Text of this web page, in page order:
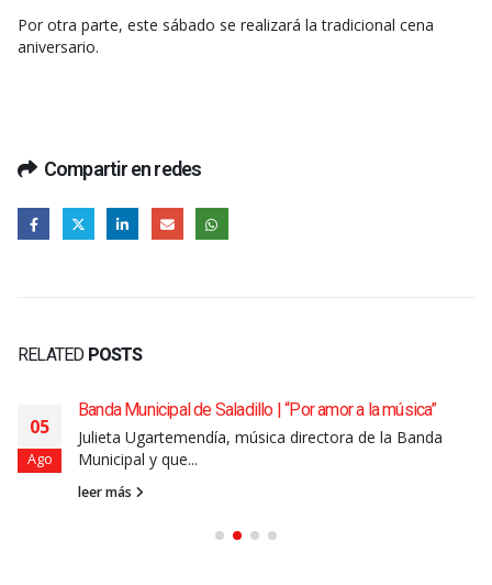
Por otra parte, este sábado se realizará la tradicional cena
aniversario.
Compartir en redes
RELATED POSTS
05
Ago
Banda Municipal de Saladillo | “Por amor a la música”
Julieta Ugartemendía, música directora de la Banda
Municipal y que...
leer más